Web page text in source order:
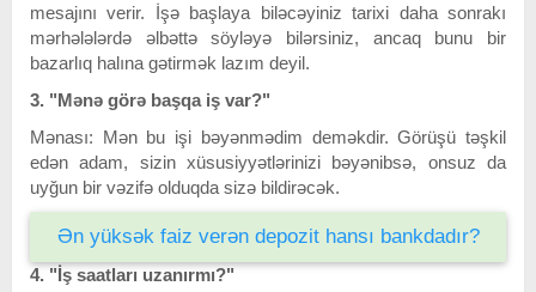
mesajını verir. İşə başlaya biləcəyiniz tarixi daha sonrakı
mərhələlərdə əlbəttə söyləyə bilərsiniz, ancaq bunu bir
bazarlıq halına gətirmək lazım deyil.
3. "Mənə görə başqa iş var?"
Mənası: Mən bu işi bəyənmədim deməkdir. Görüşü təşkil
edən adam, sizin xüsusiyyətlərinizi bəyənibsə, onsuz da
uyğun bir vəzifə olduqda sizə bildirəcək.
Ən yüksək faiz verən depozit hansı bankdadır?
4. "İş saatları uzanırmı?"